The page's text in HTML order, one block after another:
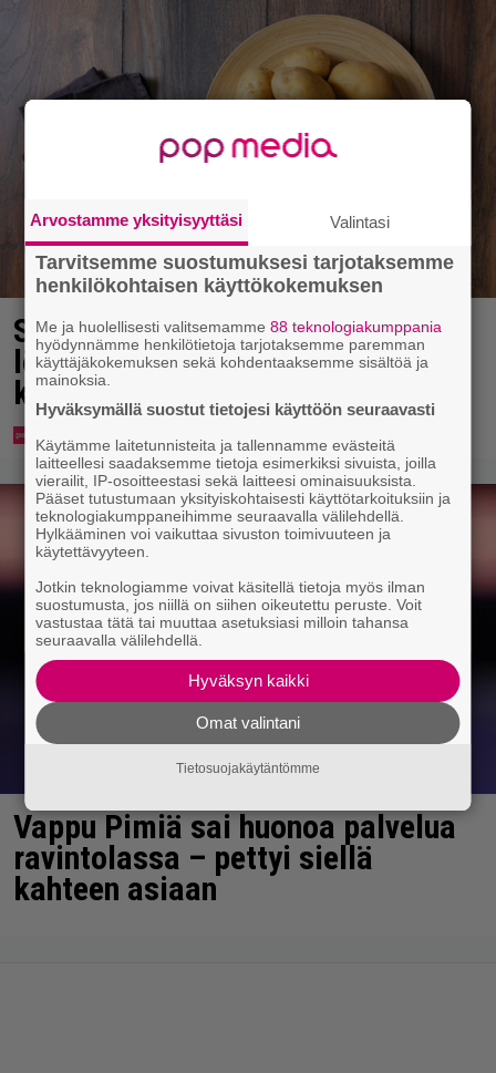
Syötkö perunoita näin? Tutkijat
löysivät yhteyden vakavaan
kansansairauteen
Vappu Pimiä sai huonoa palvelua
ravintolassa – pettyi siellä
kahteen asiaan
Arvostamme yksityisyyttäsi Valintasi
Tarvitsemme suostumuksesi tarjotaksemme
henkilökohtaisen käyttökokemuksen
Me ja huolellisesti valitsemamme88 teknologiakumppania
hyödynnämme henkilötietoja tarjotaksemme paremman
käyttäjäkokemuksen sekä kohdentaaksemme sisältöä ja
mainoksia.
Hyväksymällä suostut tietojesi käyttöön seuraavasti
Käytämme laitetunnisteita ja tallennamme evästeitä
laitteellesi saadaksemme tietoja esimerkiksi sivuista, joilla
vierailit, IP-osoitteestasi sekä laitteesi ominaisuuksista.
Pääset tutustumaan yksityiskohtaisesti käyttötarkoituksiin ja
teknologiakumppaneihimme seuraavalla välilehdellä.
Hylkääminen voi vaikuttaa sivuston toimivuuteen ja
käytettävyyteen.
Jotkin teknologiamme voivat käsitellä tietoja myös ilman
suostumusta, jos niillä on siihen oikeutettu peruste. Voit
vastustaa tätä tai muuttaa asetuksiasi milloin tahansa
seuraavalla välilehdellä.
Hyväksyn kaikki
Omat valintani
Tietosuojakäytäntömme